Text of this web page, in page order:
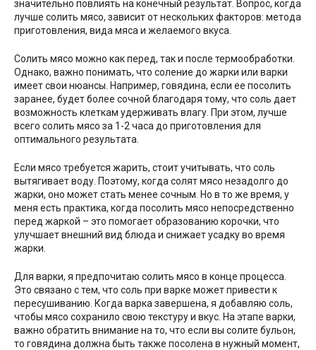
значительно повлиять на конечный результат. Вопрос, когда
лучше солить мясо, зависит от нескольких факторов: метода
приготовления, вида мяса и желаемого вкуса.
Солить мясо можно как перед, так и после термообработки.
Однако, важно понимать, что соление до жарки или варки
имеет свои нюансы. Например, говядина, если ее посолить
заранее, будет более сочной благодаря тому, что соль дает
возможность клеткам удерживать влагу. При этом, лучше
всего солить мясо за 1-2 часа до приготовления для
оптимального результата.
Если мясо требуется жарить, стоит учитывать, что соль
вытягивает воду. Поэтому, когда солят мясо незадолго до
жарки, оно может стать менее сочным. Но в то же время, у
меня есть практика, когда посолить мясо непосредственно
перед жаркой – это помогает образованию корочки, что
улучшает внешний вид блюда и снижает усадку во время
жарки.
Для варки, я предпочитаю солить мясо в конце процесса.
Это связано с тем, что соль при варке может привести к
пересушиванию. Когда варка завершена, я добавляю соль,
чтобы мясо сохранило свою текстуру и вкус. На этапе варки,
важно обратить внимание на то, что если вы солите бульон,
то говядина должна быть также посолена в нужный момент,